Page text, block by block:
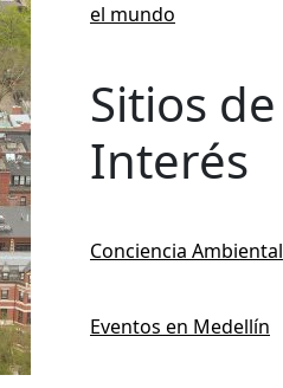
el mundo
Sitios de
Interés
Conciencia Ambiental
Eventos en Medellín